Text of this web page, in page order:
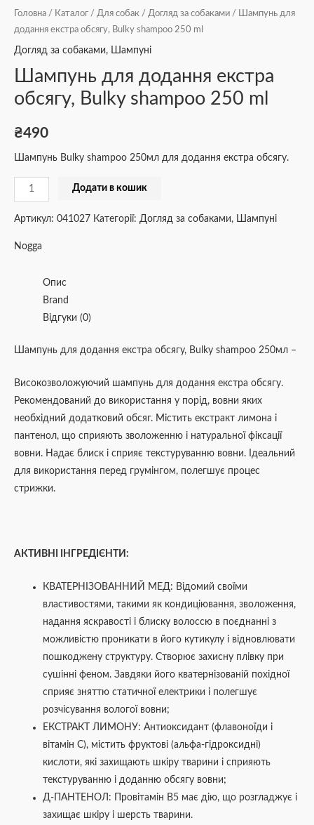
Головна / Каталог / Для собак / Догляд за собаками / Шампунь для
додання екстра обсягу, Bulky shampoo 250 ml
Догляд за собаками, Шампуні
Шампунь для додання екстра
обсягу, Bulky shampoo 250 ml
₴490
Шампунь Bulky shampoo 250мл для додання екстра обсягу.
Додати в кошик
Артикул: 041027 Категорії: Догляд за собаками, Шампуні
Nogga
Опис
Brand
Відгуки (0)
Шампунь для додання екстра обсягу, Bulky shampoo 250мл –
Високозволожуючий шампунь для додання екстра обсягу.
Рекомендований до використання у порід, вовни яких
необхідний додатковий обсяг. Містить екстракт лимона і
пантенол, що сприяють зволоженню і натуральної фіксації
вовни. Надає блиск і сприяє текстуруванню вовни. Ідеальний
для використання перед грумінгом, полегшує процес
стрижки.
АКТИВНІ ІНГРЕДІЄНТИ:
КВАТЕРНІЗОВАННИЙ МЕД: Відомий своїми
властивостями, такими як кондиціювання, зволоження,
надання яскравості і блиску волоссю в поєднанні з
можливістю проникати в його кутикулу і відновлювати
пошкоджену структуру. Створює захисну плівку при
сушінні феном. Завдяки його кватернізованій похідної
сприяє зняттю статичної електрики і полегшує
розчісування вологої вовни;
ЕКСТРАКТ ЛИМОНУ: Антиоксидант (флавоноїди і
вітамін С), містить фруктові (альфа-гідроксидні)
кислоти, які захищають шкіру тварини і сприяють
текстуруванню і доданню обсягу вовни;
Д-ПАНТЕНОЛ: Провітамін В5 має дію, що розгладжує і
захищає шкіру і шерсть тварини.